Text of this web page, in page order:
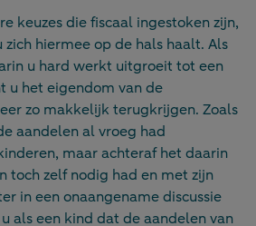
keuzes die fiscaal ingestoken zijn,
hiermee op de hals haalt. Als
u hard werkt uitgroeit tot een
u het eigendom van de
zo makkelijk terugkrijgen. Zoals
aandelen al vroeg had
maar achteraf het daarin
toch zelf nodig had en met zijn
in een onaangename discussie
als een kind dat de aandelen van